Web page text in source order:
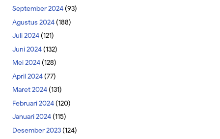
September 2024(93)
Agustus 2024(188)
Juli 2024(121)
Juni 2024(132)
Mei 2024(128)
April 2024(77)
Maret 2024(131)
Februari 2024(120)
Januari 2024(115)
Desember 2023(124)